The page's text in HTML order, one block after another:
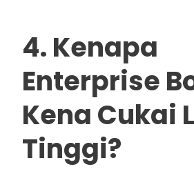
4. Kenapa
Enterprise
Kena Cukai
Tinggi?